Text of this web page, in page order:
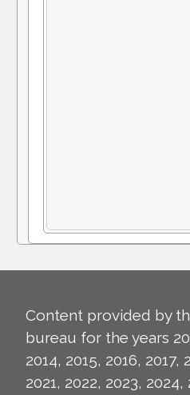
Content provided by
bureau for the years
2014, 2015, 2016, 2017,
2021, 2022, 2023, 2024,